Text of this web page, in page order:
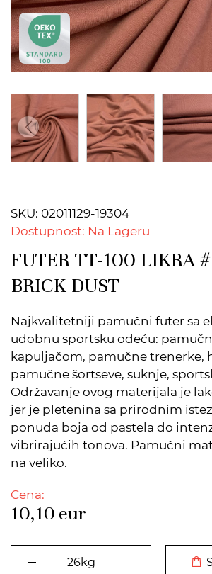
SKU: 02011129-19304
Dostupnost: Na Lageru
FUTER TT-100 LIKRA
BRICK DUST
Najkvalitetniji pamučni futer sa
udobnu sportsku odeću:
kapuljačom, pamučne trenerke,
pamučne šortseve, suknje,
Održavanje ovog materijala je
jer je pletenina sa prirodnim
ponuda boja od pastela do
vibrirajućih tonova. Pamučni
na veliko.
Cena:
10,10 eur